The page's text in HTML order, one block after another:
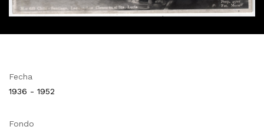
Fecha
1936 - 1952
Fondo